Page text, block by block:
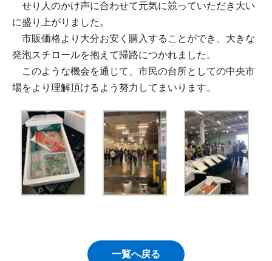
せり人のかけ声に合わせて元気に競っていただき大い
に盛り上がりました。
市販価格より大分お安く購入することができ、大きな
発泡スチロールを抱えて帰路につかれました。
このような機会を通じて、市民の台所としての中央市
場をより理解頂けるよう努力してまいります。
一覧へ戻る